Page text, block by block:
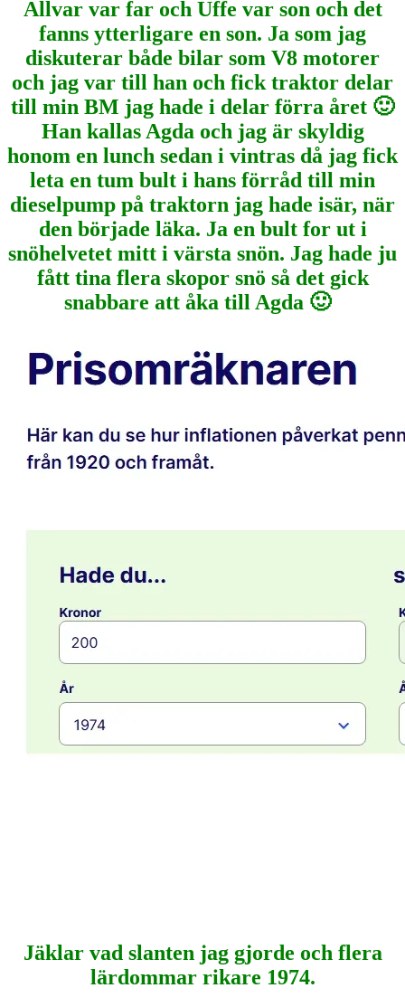
Allvar var far och Uffe var son och det
fanns ytterligare en son. Ja som jag
diskuterar både bilar som V8 motorer
och jag var till han och fick traktor delar
till min BM jag hade i delar förra året 🙂
Han kallas Agda och jag är skyldig
honom en lunch sedan i vintras då jag fick
leta en tum bult i hans förråd till min
dieselpump på traktorn jag hade isär, när
den började läka. Ja en bult for ut i
snöhelvetet mitt i värsta snön. Jag hade ju
fått tina flera skopor snö så det gick
snabbare att åka till Agda 🙂
Jäklar vad slanten jag gjorde och flera
lärdommar rikare 1974.